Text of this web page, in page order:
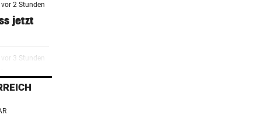
vor 2 Stunden
jetzt
vor 3 Stunden
vor 4 Stunden